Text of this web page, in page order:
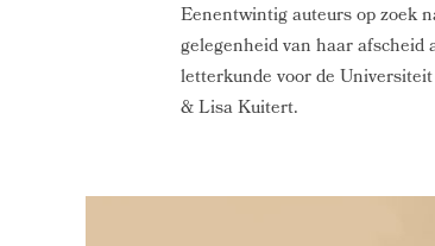
Eenentwintig auteurs op zoek
gelegenheid van haar
letterkunde voor de
& Lisa Kuitert.